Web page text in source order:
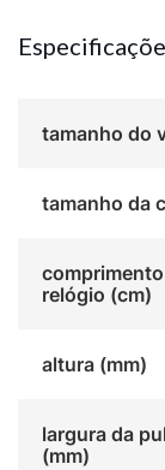
projetado para
cronógrafo
combinação
funcional e
cronógrafo e a
tamanho do
tamanho da
relógio (cm)
altura (mm)
largura da
(mm)